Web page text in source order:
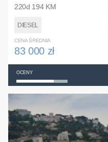
220d 194 KM
DIESEL
CENA ŚREDNIA
83 000 zł
OCENY